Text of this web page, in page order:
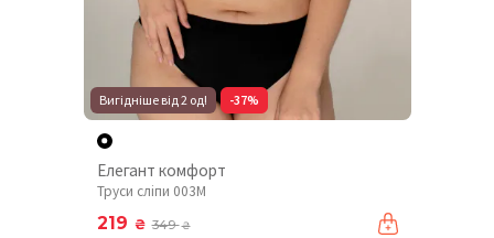
Вигідніше від 2 од! -37%
Елегант комфорт
Труси сліпи 003М
219 ₴ 349₴